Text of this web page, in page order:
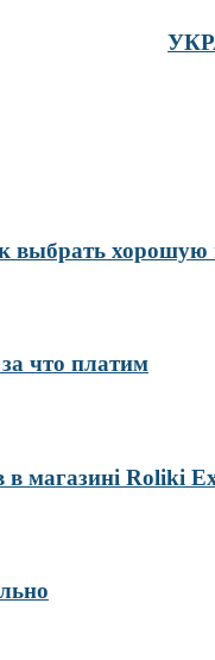
выбрать хорошую
что платим
магазині Roliki